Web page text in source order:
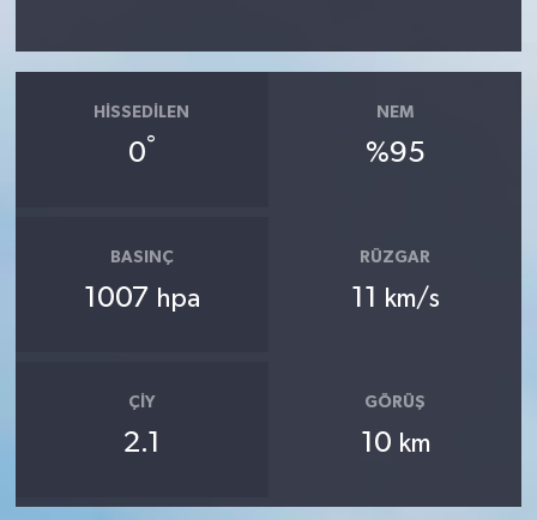
HISSEDILEN
0°
NEM
%95
BASINÇ
1007 hpa
RÜZGAR
11 km/s
ÇIY
2.1
GÖRÜŞ
10 km